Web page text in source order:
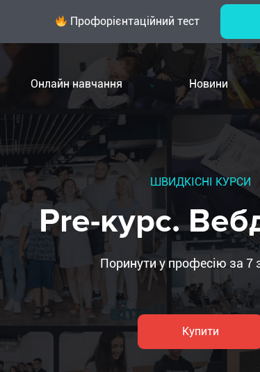
Профорієнтаційний тест
Онлайн навчання Новини
ШВИДКІСНІ КУРСИ
Pre-курс.
Поринути у професію за 7
Купити